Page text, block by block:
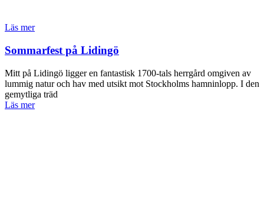
Läs mer
Sommarfest på Lidingö
Mitt på Lidingö ligger en fantastisk 1700-tals herrgård omgiven av
lummig natur och hav med utsikt mot Stockholms hamninlopp. I den
gemytliga träd
Läs mer